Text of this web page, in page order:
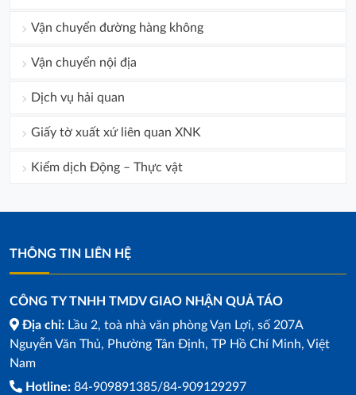
Vận chuyển đường hàng không
Vận chuyển nội địa
Dịch vụ hải quan
Giấy tờ xuất xứ liên quan XNK
Kiểm dịch Động – Thực vật
THÔNG TIN LIÊN HỆ
CÔNG TY TNHH TMDV GIAO NHẬN QUẢ TÁO
Địa chỉ: Lầu 2, toà nhà văn phòng Vạn Lợi, số 207A
Nguyễn Văn Thủ, Phường Tân Định, TP Hồ Chí Minh, Việt
Nam
Hotline: 84-909891385/84-909129297